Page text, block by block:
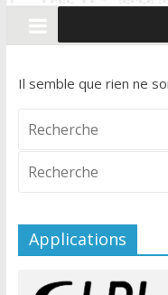
l’AEFE
Avis d’appel à
PPMS – Lycée PMF
Il semble que rien ne
Applications